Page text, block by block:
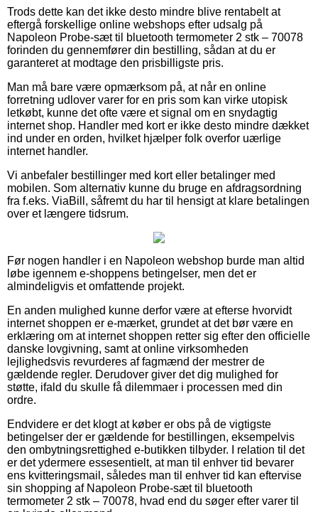
Trods dette kan det ikke desto mindre blive rentabelt at
eftergå forskellige online webshops efter udsalg på
Napoleon Probe-sæt til bluetooth termometer 2 stk – 70078
forinden du gennemfører din bestilling, sådan at du er
garanteret at modtage den prisbilligste pris.
Man må bare være opmærksom på, at når en online
forretning udlover varer for en pris som kan virke utopisk
letkøbt, kunne det ofte være et signal om en snydagtig
internet shop. Handler med kort er ikke desto mindre dækket
ind under en orden, hvilket hjælper folk overfor uærlige
internet handler.
Vi anbefaler bestillinger med kort eller betalinger med
mobilen. Som alternativ kunne du bruge en afdragsordning
fra f.eks. ViaBill, såfremt du har til hensigt at klare betalingen
over et længere tidsrum.
Før nogen handler i en Napoleon webshop burde man altid
løbe igennem e-shoppens betingelser, men det er
almindeligvis et omfattende projekt.
En anden mulighed kunne derfor være at efterse hvorvidt
internet shoppen er e-mærket, grundet at det bør være en
erklæring om at internet shoppen retter sig efter den officielle
danske lovgivning, samt at online virksomheden
lejlighedsvis revurderes af fagmænd der mestrer de
gældende regler. Derudover giver det dig mulighed for
støtte, ifald du skulle få dilemmaer i processen med din
ordre.
Endvidere er det klogt at køber er obs på de vigtigste
betingelser der er gældende for bestillingen, eksempelvis
den ombytningsrettighed e-butikken tilbyder. I relation til det
er det ydermere essesentielt, at man til enhver tid bevarer
ens kvitteringsmail, således man til enhver tid kan eftervise
sin shopping af Napoleon Probe-sæt til bluetooth
termometer 2 stk – 70078, hvad end du søger efter varer til